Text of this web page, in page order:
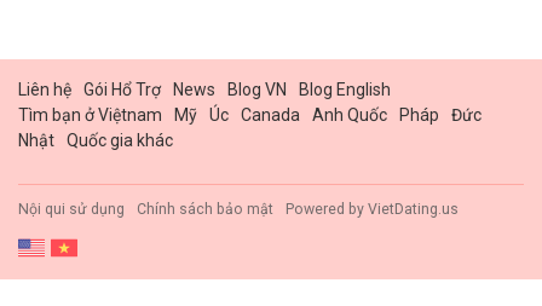
Liên hệ Gói Hổ Trợ News Blog VN
Blog English
Tìm bạn ở Việtnam
Mỹ Úc Canada Anh Quốc Pháp
Đức
Nhật
Quốc gia khác
Nội qui sử dụng Chính sách bảo mật Powered by VietDating.us